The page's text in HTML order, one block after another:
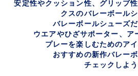
安定性やクッション性、グリップ
クスのバレーボールシ
バレーボールシューズだ
ウエアやひざサポーター、ア
プレーを楽しむためのア
おすすめの新作バレー
チェックしよう